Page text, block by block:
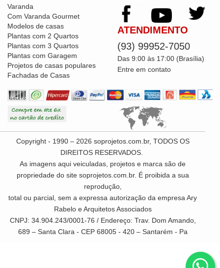
Varanda
Com Varanda Gourmet
Modelos de casas
Plantas com 2 Quartos
Plantas com 3 Quartos
Plantas com Garagem
Projetos de casas populares
Fachadas de Casas
ATENDIMENTO
(93) 99952-7050
Das 9:00 às 17:00 (Brasília)
Entre em contato
Copyright - 1990 – 2026 soprojetos.com.br, TODOS OS
DIREITOS RESERVADOS.
As imagens aqui veiculadas, projetos e marca são de
propriedade do site soprojetos.com.br. É proibida a sua
reprodução,
total ou parcial, sem a expressa autorização da empresa Ary
Rabelo e Arquitetos Associados
CNPJ: 34.904.243/0001-76 / Endereço: Trav. Dom Amando,
689 – Santa Clara - CEP 68005 - 420 – Santarém - Pa